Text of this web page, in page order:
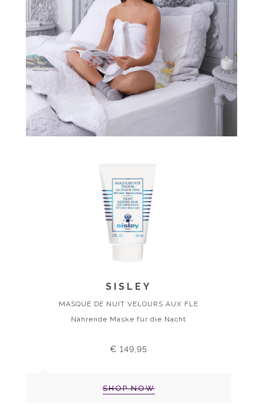
SISLEY
MASQUE DE NUIT VELOURS AUX FLE
Nährende Maske für die Nacht
€ 149,95
SHOP NOW